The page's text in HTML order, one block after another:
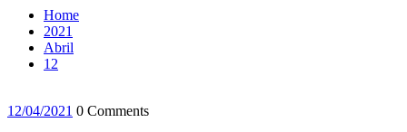
Home
2021
Abril
12
12/04/2021 0 Comments